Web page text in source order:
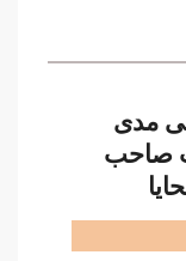
مدى
صاحب